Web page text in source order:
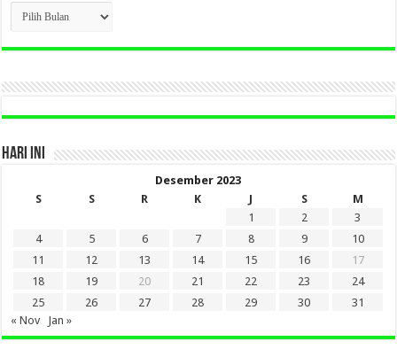
CLICK
BERITA
LAMA
DI
HARI INI
Desember 2023
S
S R K J S
M
1
2
3
4
5 6 7 8 9
10
11
12 13 14 15 16
17
18
19 20 21 22 23
24
25
26 27 28 29 30
31
« Nov
Jan »